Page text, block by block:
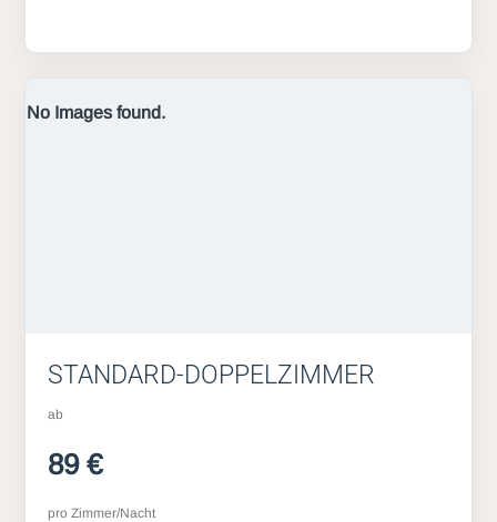
No Images found.
STANDARD-DOPPELZIMMER
ab
89 €
pro Zimmer/Nacht